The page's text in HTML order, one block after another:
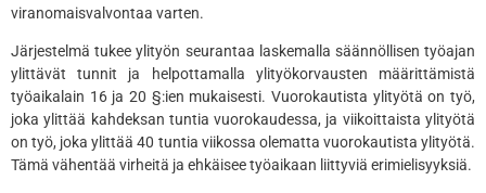
viranomaisvalvontaa varten.
Järjestelmä tukee ylityön seurantaa laskemalla säännöllisen työajan
ylittävät tunnit ja helpottamalla ylityökorvausten määrittämistä
työaikalain 16 ja 20 §:ien mukaisesti. Vuorokautista ylityötä on työ,
joka ylittää kahdeksan tuntia vuorokaudessa, ja viikoittaista ylityötä
on työ, joka ylittää 40 tuntia viikossa olematta vuorokautista ylityötä.
Tämä vähentää virheitä ja ehkäisee työaikaan liittyviä erimielisyyksiä.